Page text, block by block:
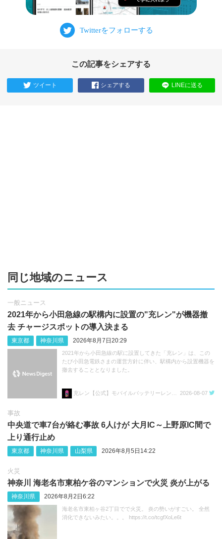
この記事をシェアする
ツイート シェアする LINEに送る
同じ地域のニュース
一般ニュース
2021年から小田急線の駅構内に設置の"充レン"が機器撤
去 チャージスポットの導入決まる
東京都 神奈川県 2026年8月7日20:29
2021年から小田急線の駅に設置してきた「充レン」は、この
たび小田急電鉄さまの運営方針に伴い、駅構内から設置機器を
撤去することとなりました。
2026-08-07
事故
中央道で車7台が絡む事故 6人けが 大月IC～上野原IC間で
上り通行止め
東京都 神奈川県 山梨県 2026年8月5日14:22
火災
神奈川 海老名市東柏ケ谷のマンションで火災 炎が上がる
神奈川県 2026年8月2日6:22
海老名市東柏ヶ谷2丁目でで火災。 炎の勢いがすごい。 全然
消化できないみたい。。。 https://t.co/tcgfXoLe6t